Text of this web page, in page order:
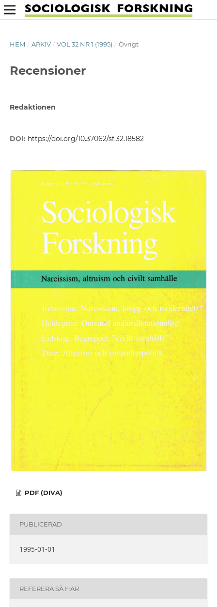
HEM / ARKIV / VOL 32 NR 1 (1995) / Övrigt
Recensioner
Redaktionen
DOI: https://doi.org/10.37062/sf.32.18582
PDF (DIVA)
PUBLICERAD
1995-01-01
REFERERA SÅ HÄR